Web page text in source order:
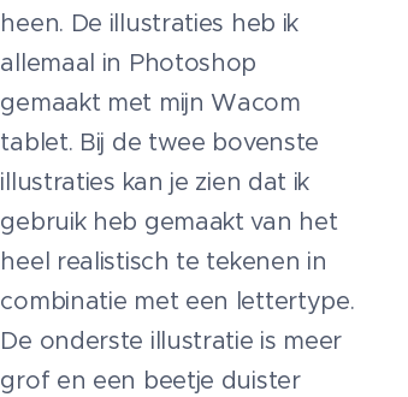
heen. De illustraties heb ik
allemaal in Photoshop
gemaakt met mijn Wacom
tablet. Bij de twee bovenste
illustraties kan je zien dat ik
gebruik heb gemaakt van het
heel realistisch te tekenen in
combinatie met een lettertype.
De onderste illustratie is meer
grof en een beetje duister